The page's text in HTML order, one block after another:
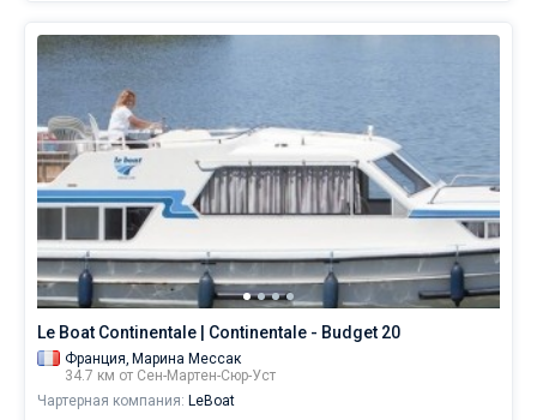
Le Boat Continentale | Continentale - Budget 20
Франция, Марина Мессак
34.7 км от Сен-Мартен-Сюр-Уст
Чартерная компания: LeBoat